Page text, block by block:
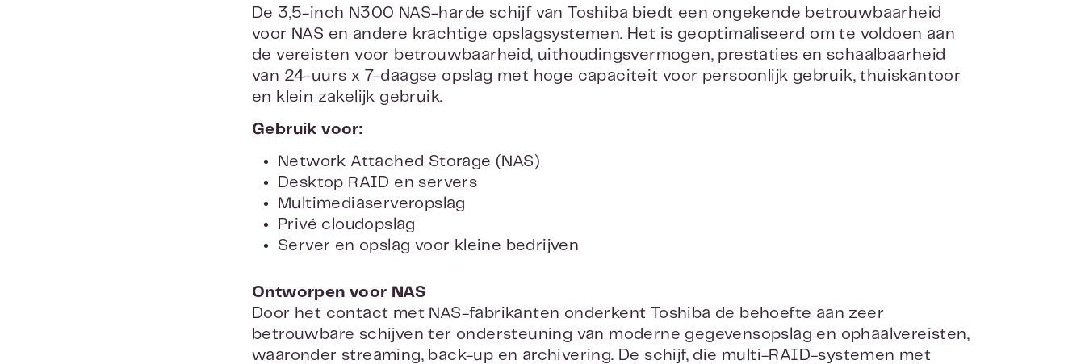
De 3,5-inch N300 NAS-harde schijf van Toshiba biedt een ongekende betrouwbaarheid
voor NAS en andere krachtige opslagsystemen. Het is geoptimaliseerd om te voldoen aan
de vereisten voor betrouwbaarheid, uithoudingsvermogen, prestaties en schaalbaarheid
van 24-uurs x 7-daagse opslag met hoge capaciteit voor persoonlijk gebruik, thuiskantoor
en klein zakelijk gebruik.
Gebruik voor:
Network Attached Storage (NAS)
Desktop RAID en servers
Multimediaserveropslag
Privé cloudopslag
Server en opslag voor kleine bedrijven
Ontworpen voor NAS
Door het contact met NAS-fabrikanten onderkent Toshiba de behoefte aan zeer
betrouwbare schijven ter ondersteuning van moderne gegevensopslag en ophaalvereisten,
waaronder streaming, back-up en archivering. De schijf, die multi-RAID-systemen met